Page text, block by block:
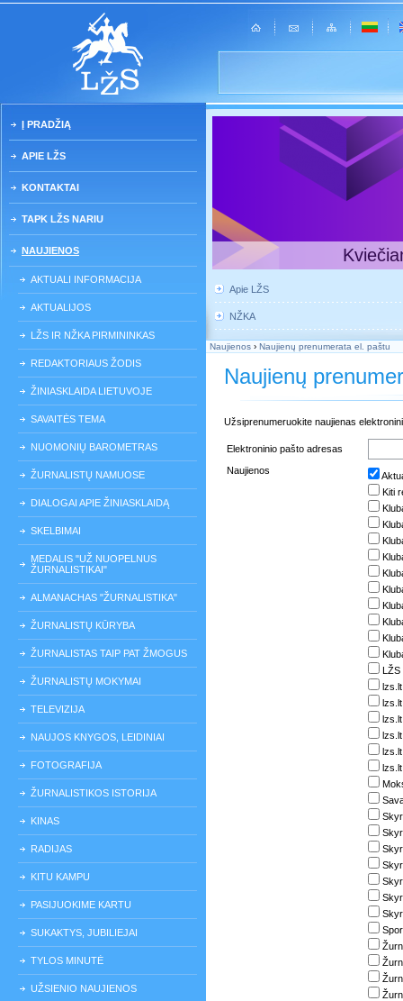
Į PRADŽIĄ
APIE LŽS
KONTAKTAI
TAPK LŽS NARIU
NAUJIENOS
AKTUALI INFORMACIJA
AKTUALIJOS
LŽS IR NŽKA PIRMININKAS
REDAKTORIAUS ŽODIS
ŽINIASKLAIDA LIETUVOJE
SAVAITĖS TEMA
NUOMONIŲ BAROMETRAS
ŽURNALISTŲ NAMUOSE
DIALOGAI APIE ŽINIASKLAIDĄ
SKELBIMAI
MEDALIS "UŽ NUOPELNUS
ŽURNALISTIKAI"
ALMANACHAS "ŽURNALISTIKA"
ŽURNALISTŲ KŪRYBA
ŽURNALISTAS TAIP PAT ŽMOGUS
ŽURNALISTŲ MOKYMAI
TELEVIZIJA
NAUJOS KNYGOS, LEIDINIAI
FOTOGRAFIJA
ŽURNALISTIKOS ISTORIJA
KINAS
RADIJAS
KITU KAMPU
PASIJUOKIME KARTU
SUKAKTYS, JUBILIEJAI
TYLOS MINUTĖ
UŽSIENIO NAUJIENOS
Apie LŽS
NŽKA
Naujienos › Naujienų prenumerata el. paštu
Naujienų
Užsiprenumeruokite naujienas
Elektroninio pašto adresas
Naujienos
Kiti
LŽS